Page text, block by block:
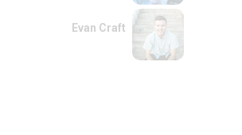
Evan Craft